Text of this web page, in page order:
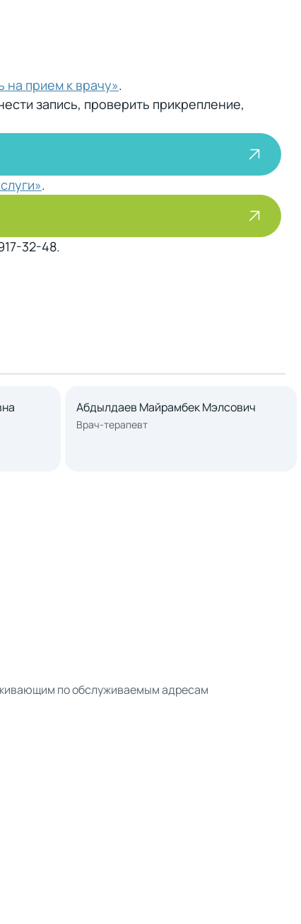
на прием к врачу».
запись, проверить прикрепление,
.
32-48.
Абдылдаев Майрамбек Мэлсович
Врач-терапевт
по обслуживаемым адресам